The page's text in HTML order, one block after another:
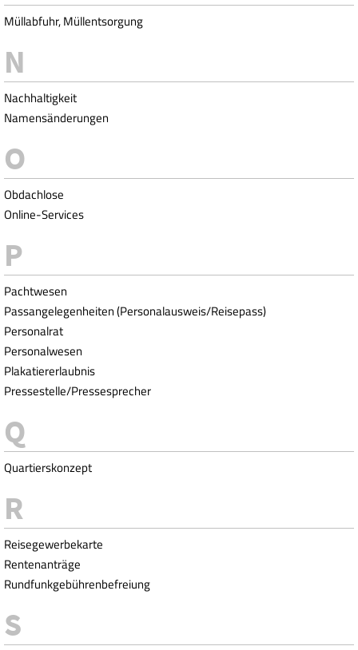
Müllabfuhr, Müllentsorgung
Nachhaltigkeit
Namensänderungen
Obdachlose
Online-Services
Pachtwesen
Passangelegenheiten (Personalausweis/Reisepass)
Personalrat
Personalwesen
Plakatiererlaubnis
Pressestelle/Pressesprecher
Quartierskonzept
Reisegewerbekarte
Rentenanträge
Rundfunkgebührenbefreiung